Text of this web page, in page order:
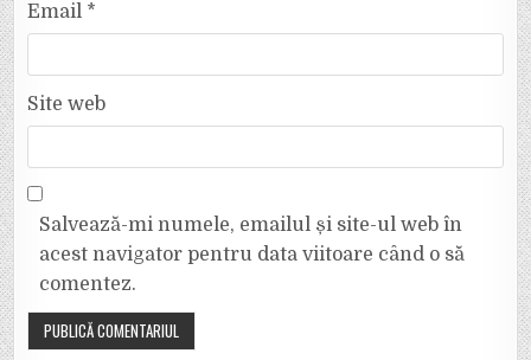
Email *
Site web
Salvează-mi numele, emailul și site-ul web în
acest navigator pentru data viitoare când o să
comentez.